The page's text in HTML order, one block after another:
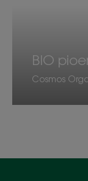
BIO
Cosmos